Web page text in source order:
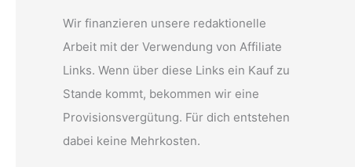
Wir finanzieren unsere redaktionelle
Arbeit mit der Verwendung von Affiliate
Links. Wenn über diese Links ein Kauf zu
Stande kommt, bekommen wir eine
Provisionsvergütung. Für dich entstehen
dabei keine Mehrkosten.